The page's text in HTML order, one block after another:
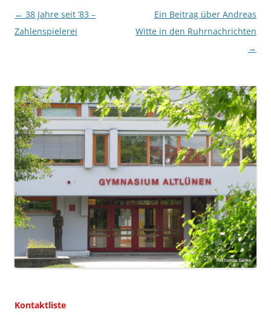
Beitragsnavigation
← 38 Jahre seit ’83 –
Zahlenspielerei
Ein Beitrag über Andreas
Witte in den Ruhrnachrichten
→
Kontaktliste